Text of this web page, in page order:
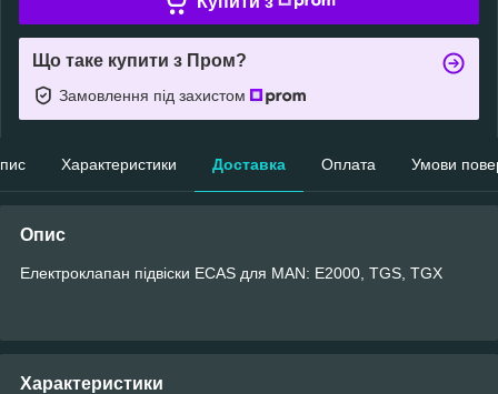
Що таке купити з Пром?
Замовлення під захистом
Характеристики Доставка Оплата Умови
Опис
Електроклапан підвіски ECAS для MAN: E2000, TGS, TGX
Характеристики